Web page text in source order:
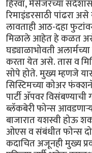
हिरवा, मेसेंजरच्या
रिमाइंडरसाठी पांढरा
लावताही आठ-दहा
मिळाले आहेत हे कळत
घड्याळाभोवती
करता येत असे. तास व
सोपे होते. मुख्य म्हणजे
सिस्टिमच्या कोअर
पार्टी अ‍ॅपवर
ब्लॅकबेरी फोन्स
बाजारात यशस्वी होऊ
ओएस व संबंधीत फोन्स
कदाचित अजूनही मुख्य